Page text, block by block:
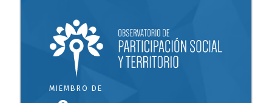
MIEMBRO DE